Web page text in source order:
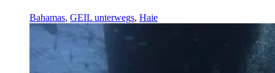
Bahamas, GEIL unterwegs, Haie